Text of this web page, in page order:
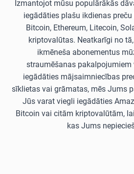
Izmantojot mūsu populārākās
iegādāties plašu ikdienas
Bitcoin, Ethereum, Litecoin,
kriptovalūtas. Neatkarīgi no
ikmēneša abonementus
straumēšanas pakalpojumiem
iegādāties mājsaimniecības
sīklietas vai grāmatas, mēs Jums
Jūs varat viegli iegādāties
Bitcoin vai citām kriptovalūtām,
kas Jums